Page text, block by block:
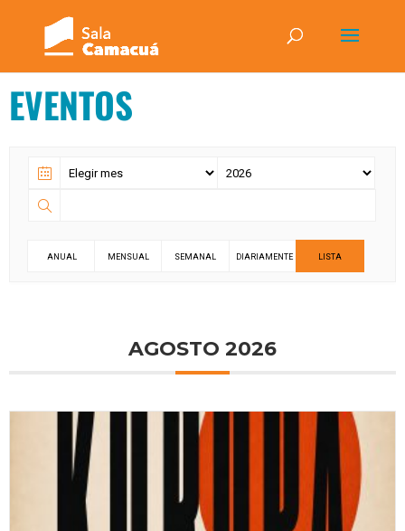
EVENTOS
ANUAL MENSUAL SEMANAL DIARIAMENTE LISTA
AGOSTO 2026